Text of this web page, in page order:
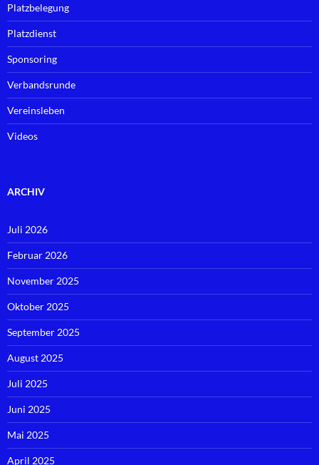
Platzbelegung
Platzdienst
Sponsoring
Verbandsrunde
Vereinsleben
Videos
ARCHIV
Juli 2026
Februar 2026
November 2025
Oktober 2025
September 2025
August 2025
Juli 2025
Juni 2025
Mai 2025
April 2025